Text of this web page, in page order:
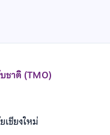
ชาติ (TMO)
เชียงใหม่